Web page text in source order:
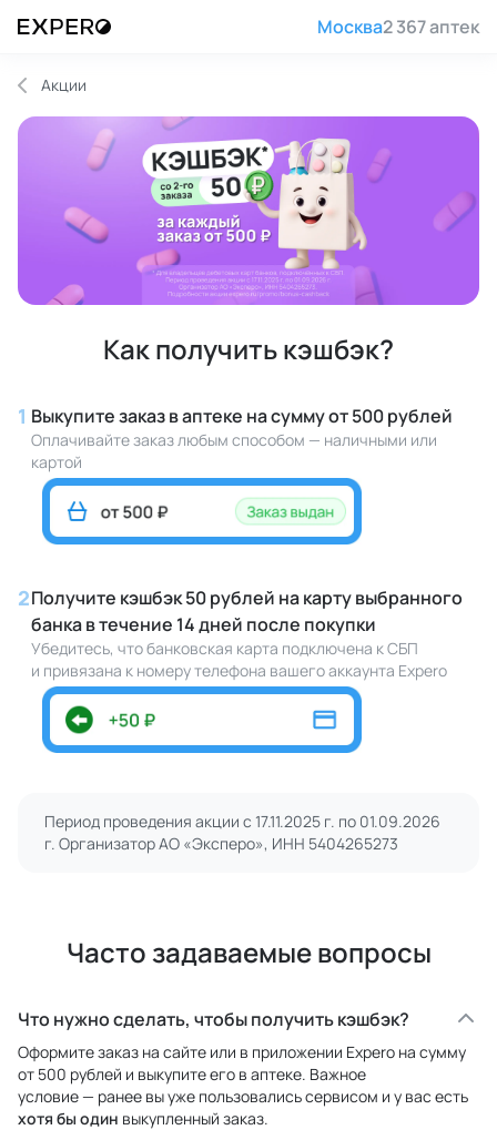
Москва2 367 аптек
Акции
Как получить кэшбэк?
1 Выкупите заказ в аптеке на сумму от 500 рублей
Оплачивайте заказ любым способом — наличными или
картой
2Получите кэшбэк 50 рублей на карту выбранного
банка в течение 14 дней после покупки
Убедитесь, что банковская карта подключена к СБП
и привязана к номеру телефона вашего аккаунта Expero
Период проведения акции с 17.11.2025 г. по 01.09.2026
г. Организатор АО «Эксперо», ИНН 5404265273
Часто задаваемые вопросы
Что нужно сделать, чтобы получить кэшбэк?
Оформите заказ на сайте или в приложении Expero на сумму
от 500 рублей и выкупите его в аптеке. Важное
условие — ранее вы уже пользовались сервисом и у вас есть
хотя бы один выкупленный заказ.